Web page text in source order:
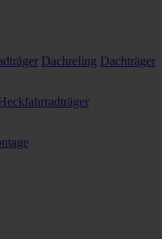
Dachreling Dachträger